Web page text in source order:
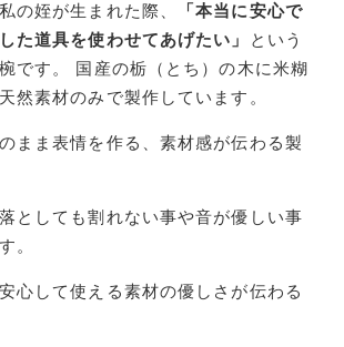
の姪が生まれた際、
「本当に安心で
た道具を使わせてあげたい」
という
です。 国産の栃（とち）の木に米糊
然素材のみで製作しています。
まま表情を作る、素材感が伝わる製
としても割れない事や音が優しい事
。
心して使える素材の優しさが伝わる